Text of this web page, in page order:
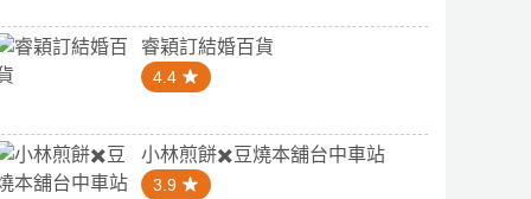
睿穎訂結婚百貨
4.4
小林煎餅✖️豆燒本舖台中車站
3.9